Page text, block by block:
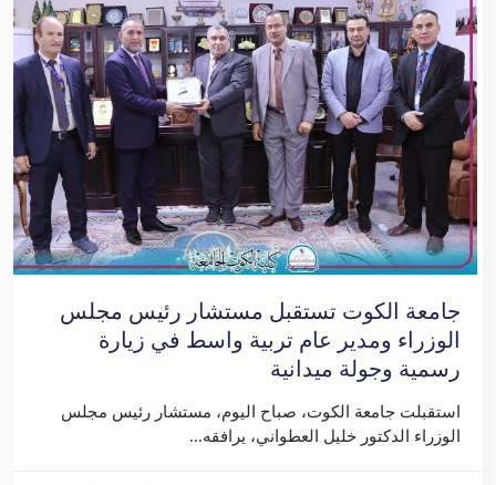
جامعة الكوت تستقبل مستشار رئيس مجلس
الوزراء ومدير عام تربية واسط في زيارة
رسمية وجولة ميدانية
الوزراء الدكتور خليل العطواني، يرافقه...